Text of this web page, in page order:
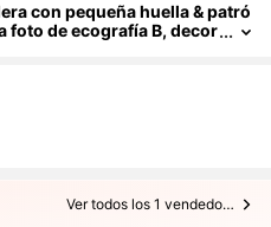
con pequeña huella & patró
foto de ecografía B, decor
Ver todos los 1 vendedores